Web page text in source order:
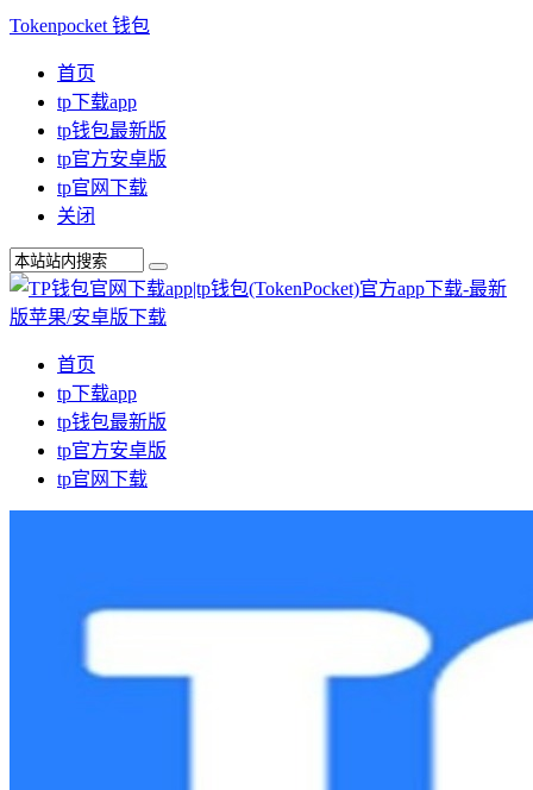
Tokenpocket 钱包
首页
tp下载app
tp钱包最新版
tp官方安卓版
tp官网下载
关闭
首页
tp下载app
tp钱包最新版
tp官方安卓版
tp官网下载